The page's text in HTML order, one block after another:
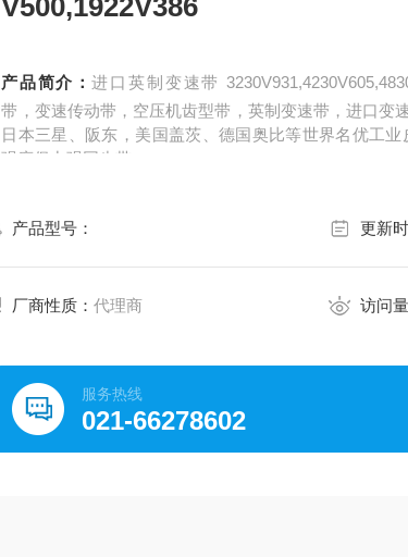
V500,1922V386
产品简介：进口英制变速带
带，变速传动带，空压机齿型带，英制变速带，进口变
日本三星、阪东，美国盖茨、德国奥比等世界名优工
强度保力强同步带。
产品型号： 更新
厂商性质：代理商 访问量
服务热线
021-66278602